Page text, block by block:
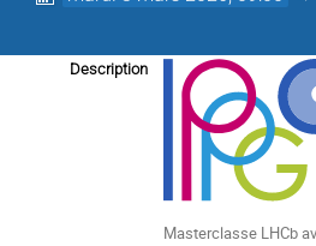
Description
Masterclasse LHCb